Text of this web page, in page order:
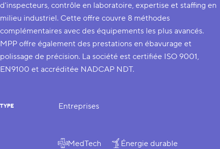
d'inspecteurs, contrôle en laboratoire, expertise et staffing en
milieu industriel. Cette offre couvre 8 méthodes
complémentaires avec des équipements les plus avancés.
MPP offre également des prestations en ébavurage et
polissage de précision. La société est certifiée ISO 9001,
EN9100 et accréditée NADCAP NDT.
TYPE Entreprises
MedTech
Énergie durable